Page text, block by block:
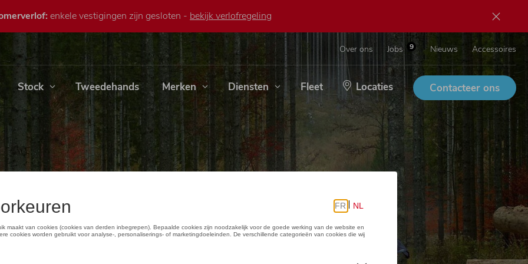
enkele vestigingen zijn gesloten - bekijk verlofregeling
Over ons Jobs 9 Nieuws Accessoires
Stock Tweedehands Merken Diensten Fleet Locaties Contacteer ons